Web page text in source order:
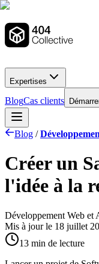
Expertises
BlogCas clients
Blog /
Créer un
l'idée à la
Développement Web et
Mis à jour le 18 juillet
13 min de lecture